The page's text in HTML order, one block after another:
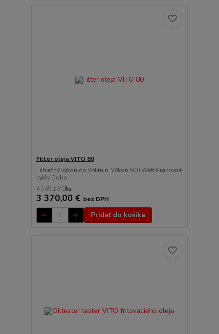
Filter oleja VITO 80
Filtračný výkon do 95l/min. Výkon 500 Watt Pracovné
cykly Doba ...
4 145,10 €/ks
3 370,00 € bez DPH
Pridať do košíka